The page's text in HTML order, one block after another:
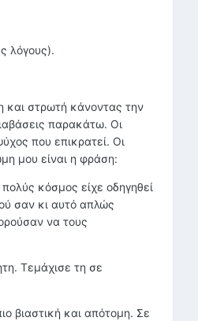
λόγους).
και στρωτή κάνοντας την
παρακάτω. Οι
που επικρατεί. Οι
μου είναι η φράση:
κόσμος είχε οδηγηθεί
σαν κι αυτό απλώς
να τους
Τεμάχισε τη σε
βιαστική και απότομη. Σε